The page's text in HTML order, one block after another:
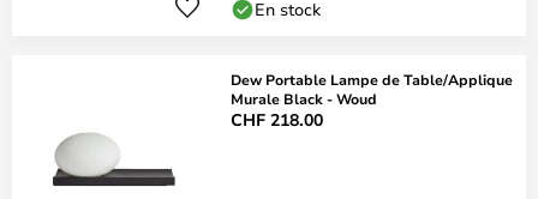
En stock
Dew Portable Lampe de Table/Applique
Murale Black - Woud
CHF 218.00